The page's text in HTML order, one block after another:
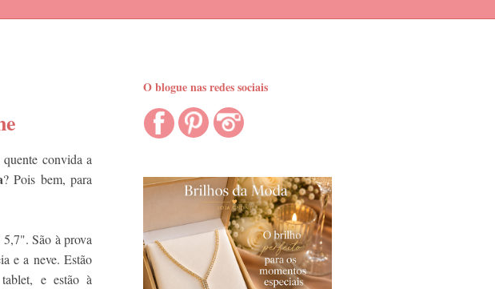
convida a
? Pois bem, para
São à prova
e a neve. Estão
e estão à
O blogue nas redes sociais